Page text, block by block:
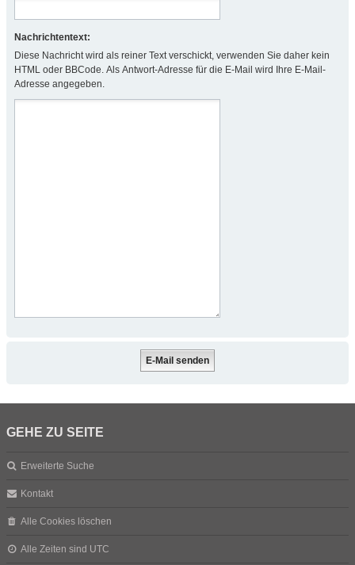
Nachrichtentext:
Diese Nachricht wird als reiner Text verschickt, verwenden Sie daher kein
HTML oder BBCode. Als Antwort-Adresse für die E-Mail wird Ihre E-Mail-
Adresse angegeben.
GEHE ZU SEITE
Erweiterte Suche
Kontakt
Alle Cookies löschen
Alle Zeiten sind UTC